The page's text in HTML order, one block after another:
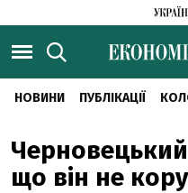
НОВИНИ ПУБЛІКАЦІЇ
Черновецький
що він не